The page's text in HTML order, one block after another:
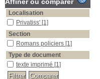
Localisation
Privatiss' [1]
Section
Romans policiers [1]
Type de document
texte imprimé [1]